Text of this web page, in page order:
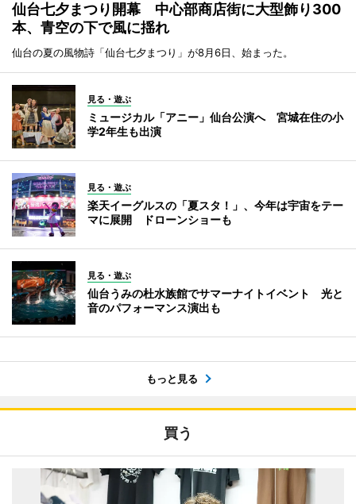
仙台七夕まつり開幕 中心部商店街に大型飾り300
本、青空の下で風に揺れ
仙台の夏の風物詩「仙台七夕まつり」が8月6日、始まった。
見る・遊ぶ
ミュージカル「アニー」仙台公演へ 宮城在住の小
学2年生も出演
見る・遊ぶ
楽天イーグルスの「夏スタ！」、今年は宇宙をテー
マに展開 ドローンショーも
見る・遊ぶ
仙台うみの杜水族館でサマーナイトイベント 光と
音のパフォーマンス演出も
もっと見る
買う